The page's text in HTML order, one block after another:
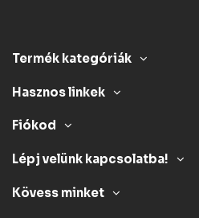
Termék kategóriák
Hasznos linkek
Fiókod
Lépj velünk kapcsolatba!
Kövess minket